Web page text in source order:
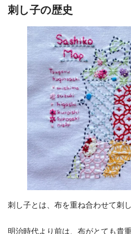
刺し子の歴史
刺し子とは、布を重ね合わせて刺
明治時代より前は、布がとても貴